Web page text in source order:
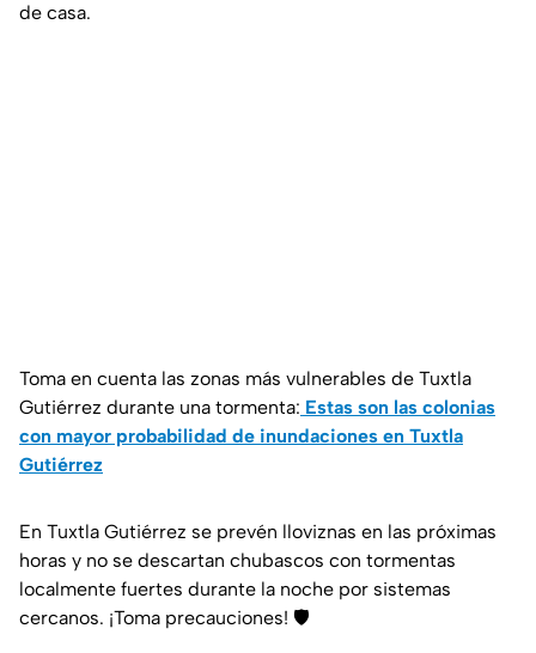
de casa.
Toma en cuenta las zonas más vulnerables de Tuxtla
Gutiérrez durante una tormenta: Estas son las colonias
con mayor probabilidad de inundaciones en Tuxtla
Gutiérrez
En Tuxtla Gutiérrez se prevén lloviznas en las próximas
horas y no se descartan chubascos con tormentas
localmente fuertes durante la noche por sistemas
cercanos. ¡Toma precauciones! 🛡️